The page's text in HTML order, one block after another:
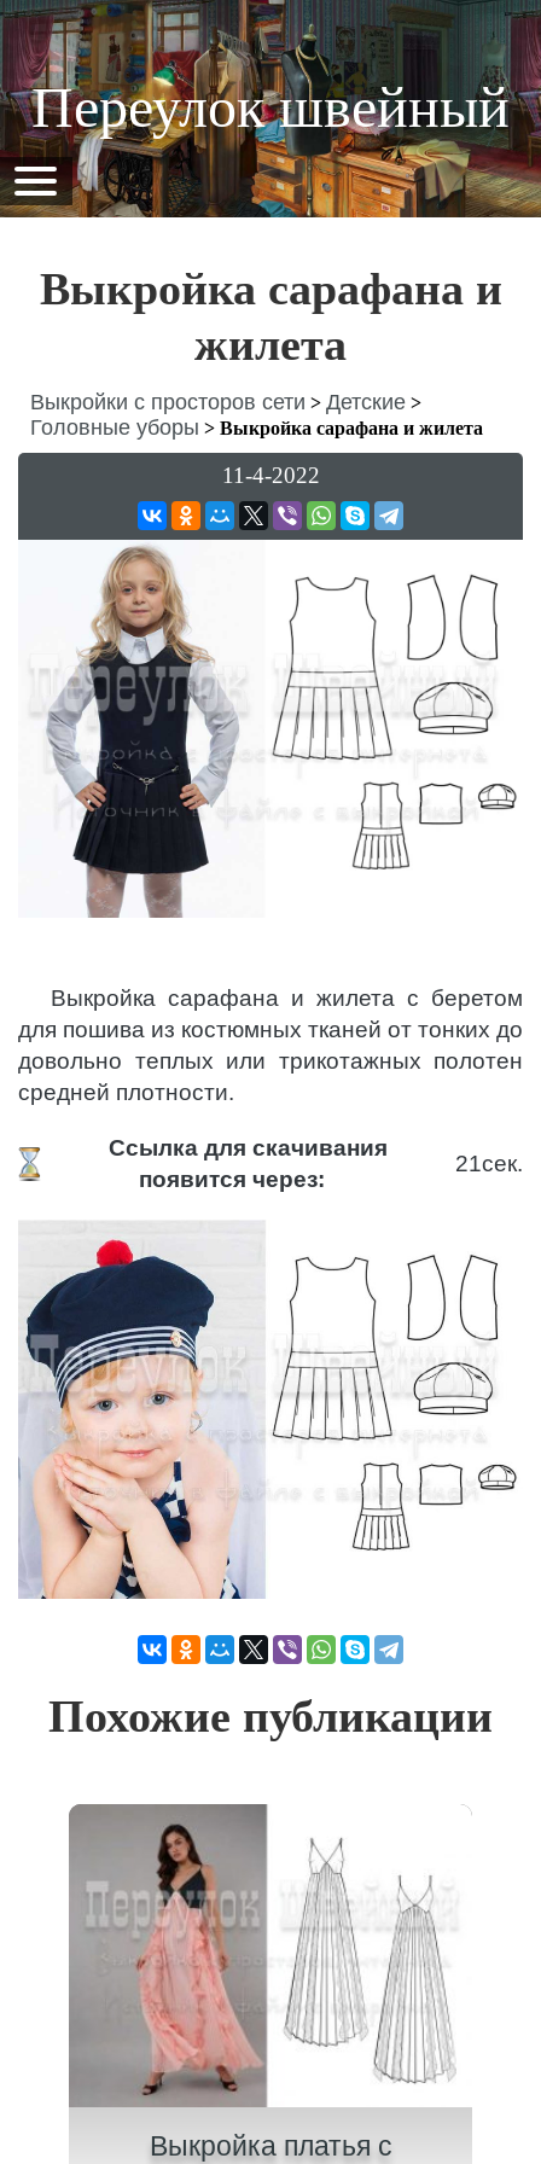
Переулок швейный
Выкройка сарафана и
жилета
Выкройки с просторов сети > Детские >
Головные уборы > Выкройка сарафана и жилета
11-4-2022
Выкройка сарафана и жилета с беретом
для пошива из костюмных тканей от тонких до
довольно теплых или трикотажных полотен
средней плотности.
Ссылка для скачивания
появится через:
21сек.
Похожие публикации
Выкройка платья с